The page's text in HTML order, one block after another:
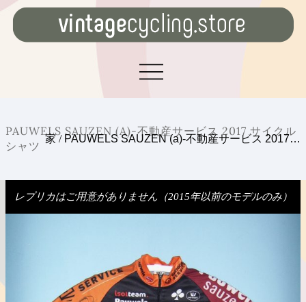
PAUWELS SAUZEN (A)-不動産サービス 2017 サイクル
シャツ
家/ PAUWELS SAUZEN (a)-不動産サービス 2017…
レプリカはご用意がありません（2015年以前のモデルのみ）